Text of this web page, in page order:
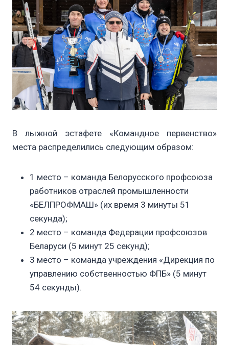
В лыжной эстафете «Командное первенство»
места распределились следующим образом:
1 место – команда Белорусского профсоюза
работников отраслей промышленности
«БЕЛПРОФМАШ» (их время 3 минуты 51
секунда);
2 место – команда Федерации профсоюзов
Беларуси (5 минут 25 секунд);
3 место – команда учреждения «Дирекция по
управлению собственностью ФПБ» (5 минут
54 секунды).